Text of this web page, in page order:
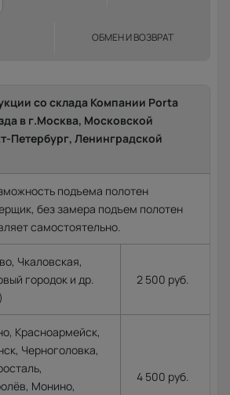
ОБМЕН И ВОЗВРАТ
со склада Компании Porta
в г.Москва, Московской
Петербург, Ленинградской
подъема полотен
без замера подъем полотен
самостоятельно.
Чкаловская,
городок и др.
2 500 руб.
Красноармейск,
Черноголовка,
Монино,
4 500 руб.